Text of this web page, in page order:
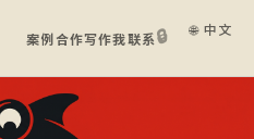
案例 合作写作我联系 🔒 🌐 中文